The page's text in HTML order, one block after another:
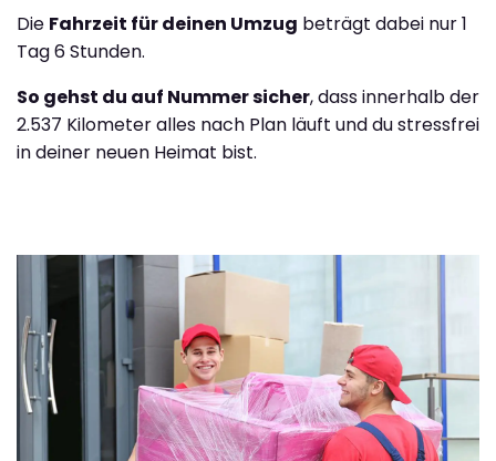
Die Fahrzeit für deinen Umzug beträgt dabei nur 1
Tag 6 Stunden.
So gehst du auf Nummer sicher, dass innerhalb der
2.537 Kilometer alles nach Plan läuft und du stressfrei
in deiner neuen Heimat bist.